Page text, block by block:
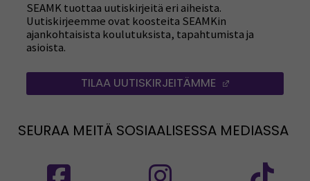
SEAMK tuottaa uutiskirjeitä eri aiheista.
Uutiskirjeemme ovat koosteita SEAMKin
ajankohtaisista koulutuksista, tapahtumista ja
asioista.
TILAA UUTISKIRJEITÄMME
SEURAA MEITÄ SOSIAALISESSA MEDIASSA